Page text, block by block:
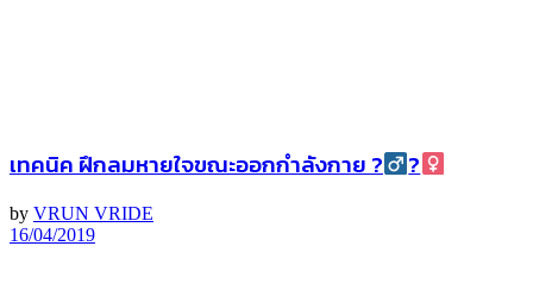
เทคนิค ฝึกลมหายใจขณะออกกำลังกาย ?‍ ?‍
by VRUN VRIDE
16/04/2019